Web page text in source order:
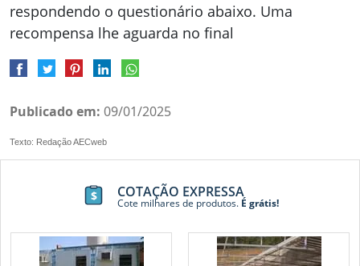
respondendo o questionário abaixo. Uma
recompensa lhe aguarda no final
Publicado em: 09/01/2025
Texto: Redação AECweb
COTAÇÃO EXPRESSA
Cote milhares de produtos.É grátis!